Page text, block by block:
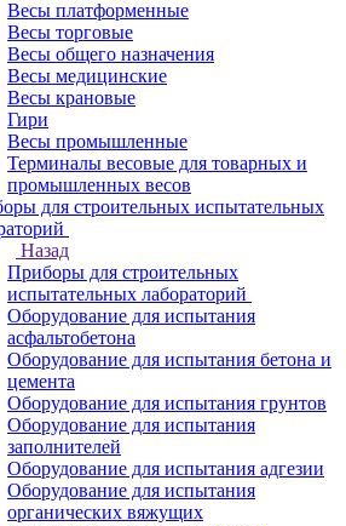
Весы платформенные
Весы торговые
Весы общего назначения
Весы медицинские
Весы крановые
Гири
Весы промышленные
Терминалы весовые для товарных и
промышленных весов
для строительных испытательных
Назад
Приборы для строительных
испытательных лабораторий
Оборудование для испытания
асфальтобетона
Оборудование для испытания бетона и
цемента
Оборудование для испытания грунтов
Оборудование для испытания
заполнителей
Оборудование для испытания адгезии
Оборудование для испытания
органических вяжущих